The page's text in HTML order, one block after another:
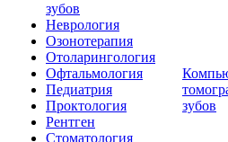
зубов
Неврология
Озонотерапия
Отоларингология
Офтальмология
Педиатрия
Проктология
Рентген
Стоматология
зубов